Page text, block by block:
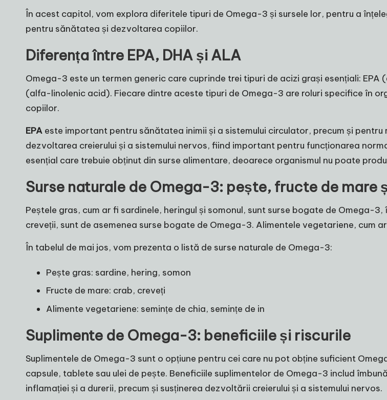
În acest capitol, vom explora diferitele tipuri de Omega-3 și sursele lor, pentru a
pentru sănătatea și dezvoltarea copiilor.
Diferența între EPA, DHA și ALA
Omega-3 este un termen generic care cuprinde trei tipuri de acizi grași esențiali:
(alfa-linolenic acid). Fiecare dintre aceste tipuri de Omega-3 are roluri specifice în
copiilor.
EPA este important pentru sănătatea inimii și a sistemului circulator, precum și pentru
dezvoltarea creierului și a sistemului nervos, fiind important pentru funcționarea
esențial care trebuie obținut din surse alimentare, deoarece organismul nu poate
Surse naturale de Omega-3: pește, fructe de mare
Peștele gras, cum ar fi sardinele, heringul și somonul, sunt surse bogate de Omega-3,
creveții, sunt de asemenea surse bogate de Omega-3. Alimentele vegetariene, cum
În tabelul de mai jos, vom prezenta o listă de surse naturale de Omega-3:
Pește gras: sardine, hering, somon
Fructe de mare: crab, creveți
Alimente vegetariene: semințe de chia, semințe de in
Suplimente de Omega-3: beneficiile și riscurile
Suplimentele de Omega-3 sunt o opțiune pentru cei care nu pot obține suficient
capsule, tablete sau ulei de pește. Beneficiile suplimentelor de Omega-3 includ
inflamației și a durerii, precum și susținerea dezvoltării creierului și a sistemului nervos.